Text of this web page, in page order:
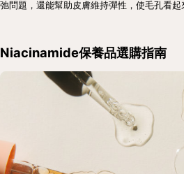
弛問題，還能幫助皮膚維持彈性，使毛孔看起
Niacinamide保養品選購指南